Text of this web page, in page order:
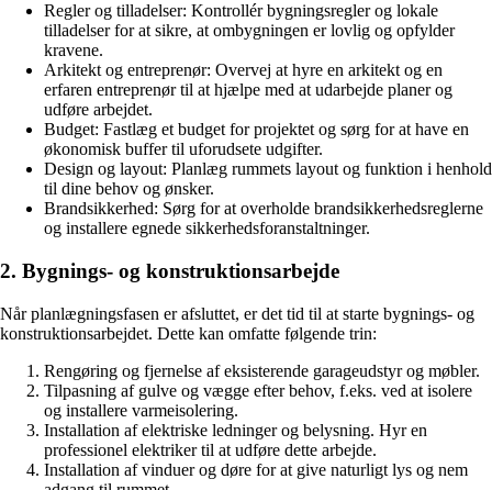
Regler og tilladelser: Kontrollér bygningsregler og lokale
tilladelser for at sikre, at ombygningen er lovlig og opfylder
kravene.
Arkitekt og entreprenør: Overvej at hyre en arkitekt og en
erfaren entreprenør til at hjælpe med at udarbejde planer og
udføre arbejdet.
Budget: Fastlæg et budget for projektet og sørg for at have en
økonomisk buffer til uforudsete udgifter.
Design og layout: Planlæg rummets layout og funktion i henhold
til dine behov og ønsker.
Brandsikkerhed: Sørg for at overholde brandsikkerhedsreglerne
og installere egnede sikkerhedsforanstaltninger.
2. Bygnings- og konstruktionsarbejde
Når planlægningsfasen er afsluttet, er det tid til at starte bygnings- og
konstruktionsarbejdet. Dette kan omfatte følgende trin:
Rengøring og fjernelse af eksisterende garageudstyr og møbler.
Tilpasning af gulve og vægge efter behov, f.eks. ved at isolere
og installere varmeisolering.
Installation af elektriske ledninger og belysning. Hyr en
professionel elektriker til at udføre dette arbejde.
Installation af vinduer og døre for at give naturligt lys og nem